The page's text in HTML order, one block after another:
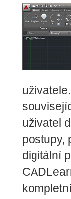
uživatel
postupy,
digitální